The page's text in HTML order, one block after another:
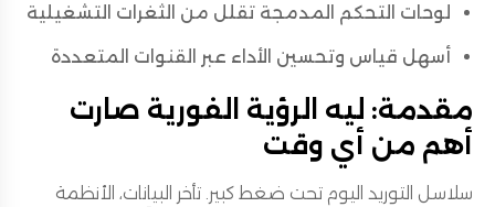
لوحات التحكم المدمجة تقلل من الثغرات التشغيلية
أسهل قياس وتحسين الأداء عبر القنوات المتعددة
مقدمة: ليه الرؤية الفورية صارت
أهم من أي وقت
سلاسل التوريد اليوم تحت ضغط كبير. تأخر البيانات، الأنظمة